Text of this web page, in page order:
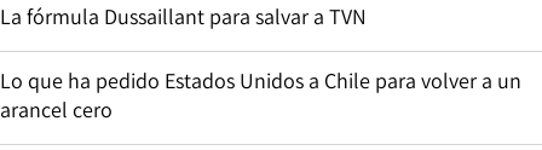
La fórmula Dussaillant para salvar a TVN
Lo que ha pedido Estados Unidos a Chile para volver a un
arancel cero